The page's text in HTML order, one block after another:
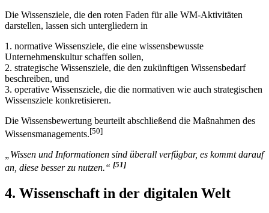
Die Wissensziele, die den roten Faden für alle WM-Aktivitäten
darstellen, lassen sich untergliedern in
1. normative Wissensziele, die eine wissensbewusste
Unternehmenskultur schaffen sollen,
2. strategische Wissensziele, die den zukünftigen Wissensbedarf
beschreiben, und
3. operative Wissensziele, die die normativen wie auch strategischen
Wissensziele konkretisieren.
Die Wissensbewertung beurteilt abschließend die Maßnahmen des
Wissensmanagements.[50]
„Wissen und Informationen sind überall verfügbar, es kommt darauf
an, diese besser zu nutzen.“ [51]
4. Wissenschaft in der digitalen Welt